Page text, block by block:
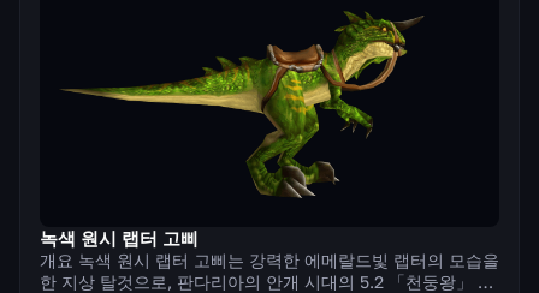
녹색 원시 랩터 고삐
개요 녹색 원시 랩터 고삐는 강력한 에메랄드빛 랩터의 모습을
한 지상 탈것으로, 판다리아의 안개 시대의 5.2 「천둥왕」 패